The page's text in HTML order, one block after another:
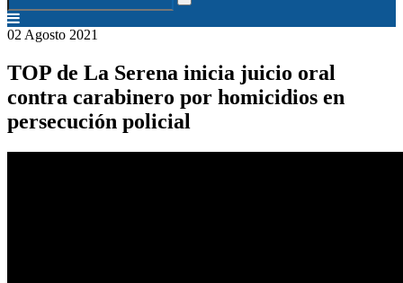
02 Agosto 2021
TOP de La Serena inicia juicio oral
contra carabinero por homicidios en
persecución policial